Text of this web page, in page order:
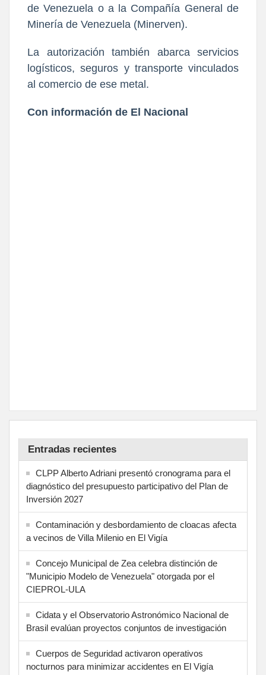
de Venezuela o a la Compañía General de
Minería de Venezuela (Minerven).
La autorización también abarca servicios
logísticos, seguros y transporte vinculados
al comercio de ese metal.
Con información de El Nacional
Entradas recientes
CLPP Alberto Adriani presentó cronograma para el
diagnóstico del presupuesto participativo del Plan de
Inversión 2027
Contaminación y desbordamiento de cloacas afecta
a vecinos de Villa Milenio en El Vigía
Concejo Municipal de Zea celebra distinción de
"Municipio Modelo de Venezuela" otorgada por el
CIEPROL-ULA
Cidata y el Observatorio Astronómico Nacional de
Brasil evalúan proyectos conjuntos de investigación
Cuerpos de Seguridad activaron operativos
nocturnos para minimizar accidentes en El Vigía